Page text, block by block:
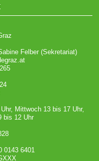
Felber (Sekretariat)
Mittwoch 13 bis 17 Uhr,
bis 12 Uhr
0143 6401